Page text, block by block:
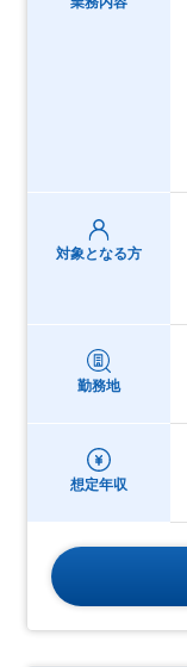
対象となる方
勤務地
想定年収